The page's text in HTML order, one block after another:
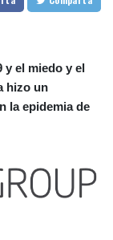
y el miedo y el
hizo un
la epidemia de